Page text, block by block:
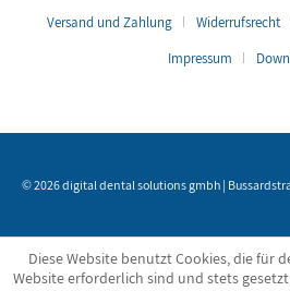
Versand und Zahlung
Widerrufsrecht
Impressum
© 2026 digital dental solutions gmbh |
Diese Website benutzt Cookies, die für
Website erforderlich sind und stets